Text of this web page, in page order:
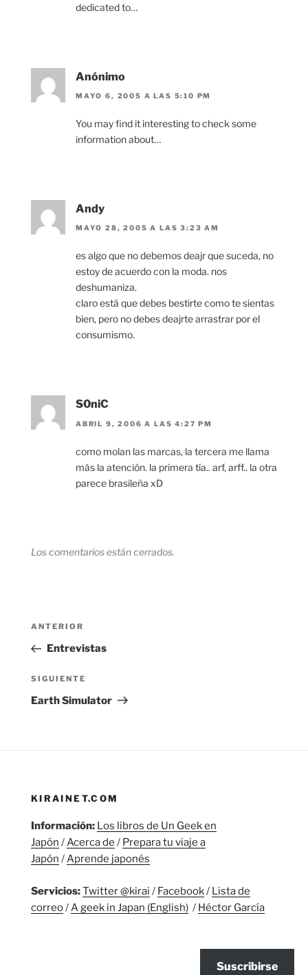
dedicated to…
Anónimo
MAYO 6, 2005 A LAS 5:10 PM
You may find it interesting to check some
information about…
Andy
MAYO 28, 2005 A LAS 3:23 AM
es algo que no debemos deajr que suceda, no
estoy de acuerdo con la moda. nos
deshumaniza.
claro está que debes bestirte como te sientas
bien, pero no debes deajrte arrastrar por el
consumismo.
S0niC
ABRIL 9, 2006 A LAS 4:27 PM
como molan las marcas, la tercera me llama
más la atención. la primera tía.. arf, arff.. la otra
parece brasileña xD
Los comentarios están cerrados.
Navegación
entradas
Entrada
anterior:
ANTERIOR
Entrevistas
Siguiente
entrada
SIGUIENTE
Earth Simulator
KIRAINET.COM
Información: Los libros de Un Geek en
Japón /Acerca de / Prepara tu viaje a
Japón /Aprende japonés
Servicios:Twitter @kirai / Facebook/ Lista de
correo/A geek in Japan (English) / Héctor García
Suscribirse